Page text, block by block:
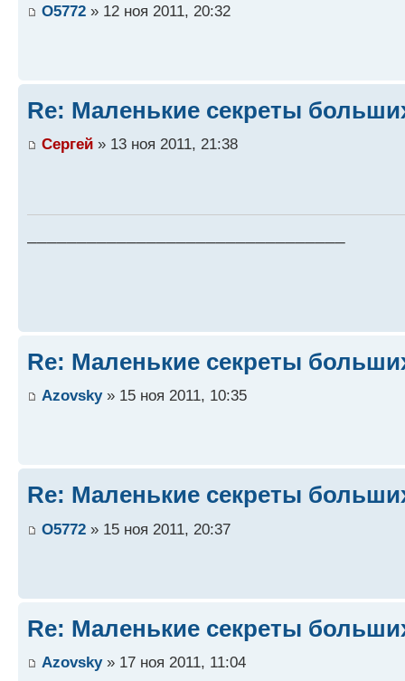
O5772 » 12 ноя 2011, 20:32
Re: Маленькие секреты
Сергей » 13 ноя 2011, 21:38
Re: Маленькие секреты
Azovsky» 15 ноя 2011, 10:35
Re: Маленькие секреты
O5772 » 15 ноя 2011, 20:37
Re: Маленькие секреты
Azovsky» 17 ноя 2011, 11:04